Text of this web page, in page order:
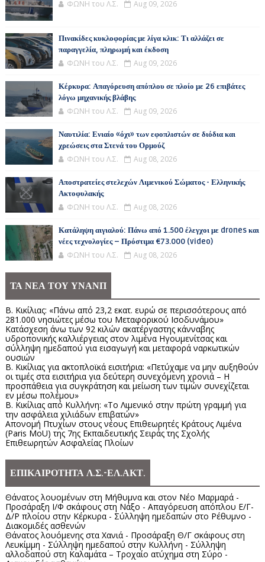
ΦΩΝΗ του Λ.Σ. Aug 09, 2026
Πινακίδες κυκλοφορίας με λίγα κλικ: Τι αλλάζει σε
παραγγελία, πληρωμή και έκδοση
ΦΩΝΗ του Λ.Σ. Aug 09, 2026
Κέρκυρα: Απαγόρευση απόπλου σε πλοίο με 26 επιβάτες
λόγω μηχανικής βλάβης
ΦΩΝΗ του Λ.Σ. Aug 09, 2026
Ναυτιλία: Ενιαίο «όχι» των εφοπλιστών σε διόδια και
χρεώσεις στα Στενά του Ορμούζ
ΦΩΝΗ του Λ.Σ. Aug 08, 2026
Αποστρατείες στελεχών Λιμενικού Σώματος - Ελληνικής
Ακτοφυλακής
ΦΩΝΗ του Λ.Σ. Aug 08, 2026
Κατάληψη αιγιαλού: Πάνω από 1.500 έλεγχοι με drones και
νέες τεχνολογίες – Πρόστιμα €73.000 (video)
ΦΩΝΗ του Λ.Σ. Aug 08, 2026
ΤΑ ΝΕΑ ΤΟΥ ΥΝΑΝΠ
Β. Κικίλιας: «Πάνω από 23,2 εκατ. ευρώ σε περισσότερους από
281.000 νησιώτες μέσω του Μεταφορικού Ισοδυνάμου»
Κατάσχεση άνω των 92 κιλών ακατέργαστης κάνναβης
υδροπονικής καλλιέργειας στον λιμένα Ηγουμενίτσας και
σύλληψη ημεδαπού για εισαγωγή και μεταφορά ναρκωτικών
ουσιών
Β. Κικίλιας για ακτοπλοϊκά εισιτήρια: «Πετύχαμε να μην αυξηθούν
οι τιμές στα εισιτήρια για δεύτερη συνεχόμενη χρονιά – Η
προσπάθεια για συγκράτηση και μείωση των τιμών συνεχίζεται
εν μέσω πολέμου»
Β. Κικίλιας από Κυλλήνη: «Το Λιμενικό στην πρώτη γραμμή για
την ασφάλεια χιλιάδων επιβατών»
Απονομή Πτυχίων στους νέους Επιθεωρητές Κράτους Λιμένα
(Paris MoU) της 7ης Εκπαιδευτικής Σειράς της Σχολής
Επιθεωρητών Ασφαλείας Πλοίων
ΕΠΙΚΑΙΡΟΤΗΤΑ Λ.Σ.-ΕΛ.ΑΚΤ.
Θάνατος λουομένων στη Μήθυμνα και στον Νέο Μαρμαρά -
Προσάραξη Ι/Φ σκάφους στη Νάξο - Απαγόρευση απόπλου Ε/Γ-
Δ/Ρ πλοίου στην Κέρκυρα - Σύλληψη ημεδαπών στο Ρέθυμνο -
Διακομιδές ασθενών
Θάνατος λουόμενης στα Χανιά - Προσάραξη Θ/Γ σκάφους στη
Λευκίμμη - Σύλληψη ημεδαπού στην Κυλλήνη - Σύλληψη
αλλοδαπού στη Καλαμάτα – Τροχαίο ατύχημα στη Σύρο -